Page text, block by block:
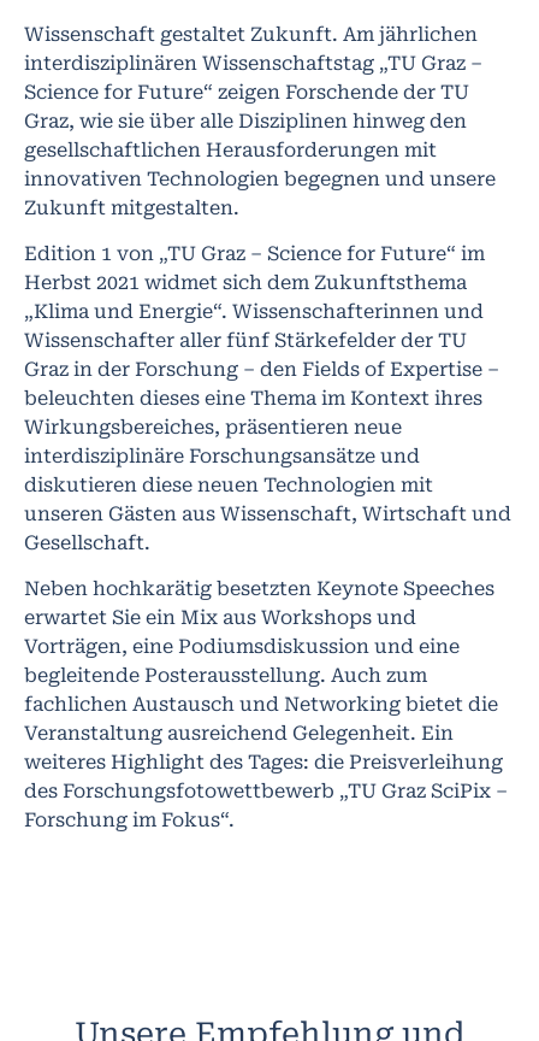
Wissenschaft gestaltet Zukunft. Am jährlichen
interdisziplinären Wissenschaftstag „TU Graz –
Science for Future“ zeigen Forschende der TU
Graz, wie sie über alle Disziplinen hinweg den
gesellschaftlichen Herausforderungen mit
innovativen Technologien begegnen und unsere
Zukunft mitgestalten.
Edition 1 von „TU Graz – Science for Future“ im
Herbst 2021 widmet sich dem Zukunftsthema
„Klima und Energie“. Wissenschafterinnen und
Wissenschafter aller fünf Stärkefelder der TU
Graz in der Forschung – den Fields of Expertise –
beleuchten dieses eine Thema im Kontext ihres
Wirkungsbereiches, präsentieren neue
interdisziplinäre Forschungsansätze und
diskutieren diese neuen Technologien mit
unseren Gästen aus Wissenschaft, Wirtschaft und
Gesellschaft.
Neben hochkarätig besetzten Keynote Speeches
erwartet Sie ein Mix aus Workshops und
Vorträgen, eine Podiumsdiskussion und eine
begleitende Posterausstellung. Auch zum
fachlichen Austausch und Networking bietet die
Veranstaltung ausreichend Gelegenheit. Ein
weiteres Highlight des Tages: die Preisverleihung
des Forschungsfotowettbewerb „TU Graz SciPix –
Forschung im Fokus“.
Unsere Empfehlung und